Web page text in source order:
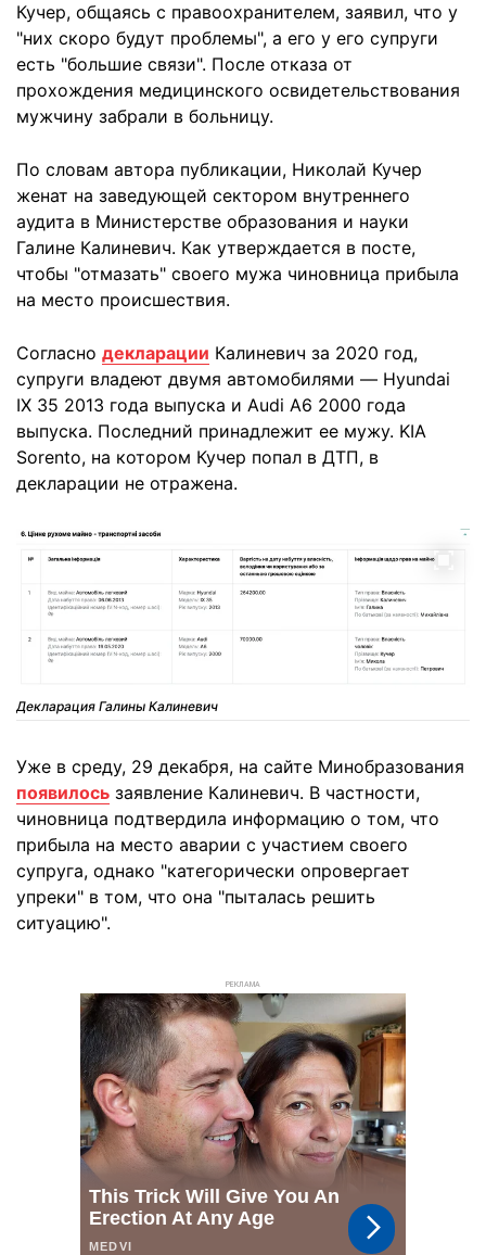
Кучер, общаясь с правоохранителем, заявил, что у
"них скоро будут проблемы", а его у его супруги
есть "большие связи". После отказа от
прохождения медицинского освидетельствования
мужчину забрали в больницу.
По словам автора публикации, Николай Кучер
женат на заведующей сектором внутреннего
аудита в Министерстве образования и науки
Галине Калиневич. Как утверждается в посте,
чтобы "отмазать" своего мужа чиновница прибыла
на место происшествия.
Согласно декларации Калиневич за 2020 год,
супруги владеют двумя автомобилями — Hyundai
IX 35 2013 года выпуска и Audi A6 2000 года
выпуска. Последний принадлежит ее мужу. KIA
Sorento, на котором Кучер попал в ДТП, в
декларации не отражена.
Декларация Галины Калиневич
Уже в среду, 29 декабря, на сайте Минобразования
появилось заявление Калиневич. В частности,
чиновница подтвердила информацию о том, что
прибыла на место аварии с участием своего
супруга, однако "категорически опровергает
упреки" в том, что она "пыталась решить
ситуацию".
РЕКЛАМА